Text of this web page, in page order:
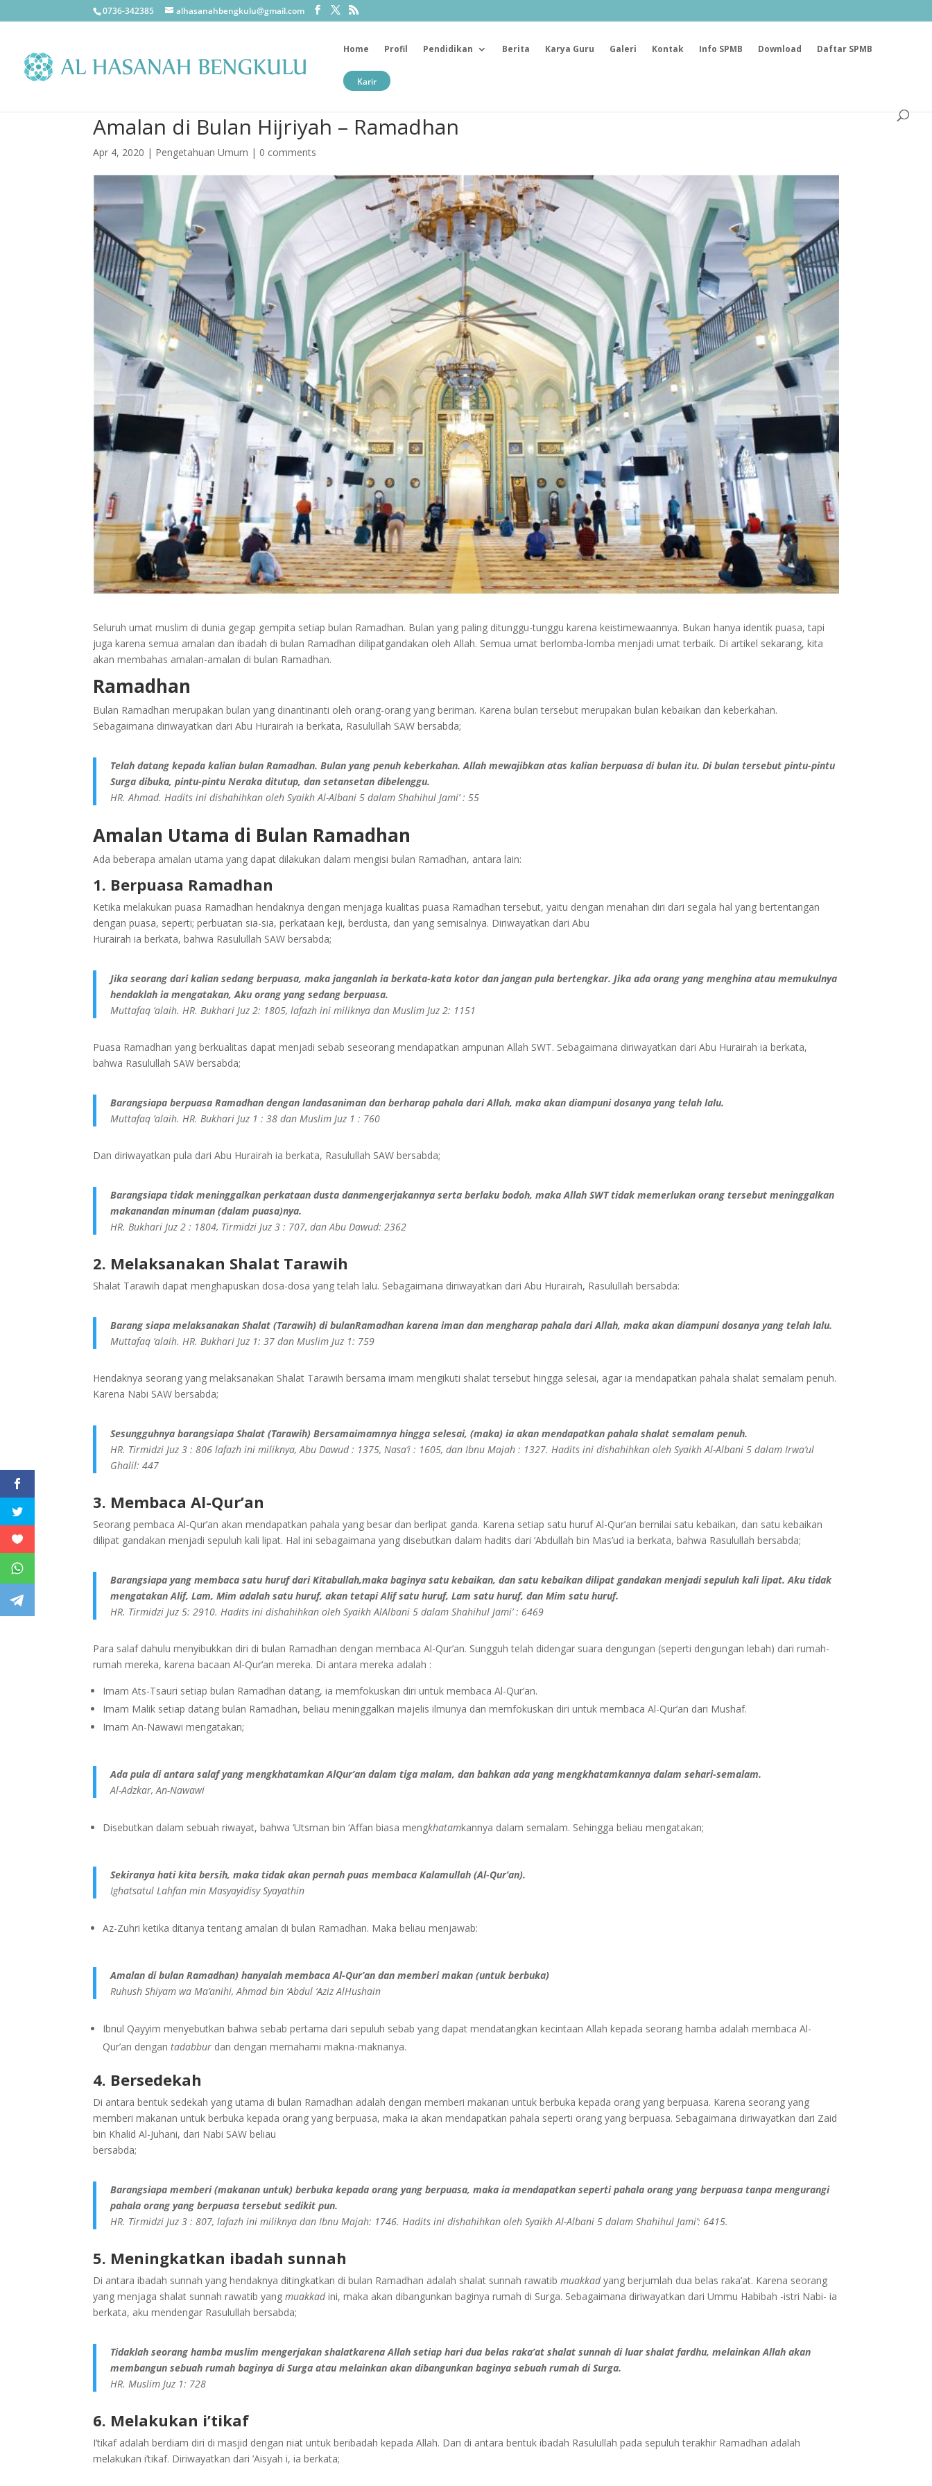
0736-342385 alhasanahbengkulu@gmail.com
Home Profil Pendidikan Berita Karya Guru Galeri Kontak Info SPMB Download Daftar SPMB
Karir
Amalan di Bulan Hijriyah – Ramadhan
Apr 4, 2020 | Pengetahuan Umum | 0 comments
Seluruh umat muslim di dunia gegap gempita setiap bulan Ramadhan. Bulan yang paling ditunggu-tunggu karena keistimewaannya. Bukan hanya identik puasa, tapi
juga karena semua amalan dan ibadah di bulan Ramadhan dilipatgandakan oleh Allah. Semua umat berlomba-lomba menjadi umat terbaik. Di artikel sekarang, kita
akan membahas amalan-amalan di bulan Ramadhan.
Ramadhan
Bulan Ramadhan merupakan bulan yang dinantinanti oleh orang-orang yang beriman. Karena bulan tersebut merupakan bulan kebaikan dan keberkahan.
Sebagaimana diriwayatkan dari Abu Hurairah ia berkata, Rasulullah SAW bersabda;
Telah datang kepada kalian bulan Ramadhan. Bulan yang penuh keberkahan. Allah mewajibkan atas kalian berpuasa di bulan itu. Di bulan tersebut pintu-pintu
Surga dibuka, pintu-pintu Neraka ditutup, dan setansetan dibelenggu.
HR. Ahmad. Hadits ini dishahihkan oleh Syaikh Al-Albani 5 dalam Shahihul Jami’ : 55
Amalan Utama di Bulan Ramadhan
Ada beberapa amalan utama yang dapat dilakukan dalam mengisi bulan Ramadhan, antara lain:
1. Berpuasa Ramadhan
Ketika melakukan puasa Ramadhan hendaknya dengan menjaga kualitas puasa Ramadhan tersebut, yaitu dengan menahan diri dari segala hal yang bertentangan
dengan puasa, seperti; perbuatan sia-sia, perkataan keji, berdusta, dan yang semisalnya. Diriwayatkan dari Abu
Hurairah ia berkata, bahwa Rasulullah SAW bersabda;
Jika seorang dari kalian sedang berpuasa, maka janganlah ia berkata-kata kotor dan jangan pula bertengkar. Jika ada orang yang menghina atau memukulnya
hendaklah ia mengatakan, Aku orang yang sedang berpuasa.
Muttafaq ‘alaih. HR. Bukhari Juz 2: 1805, lafazh ini miliknya dan Muslim Juz 2: 1151
Puasa Ramadhan yang berkualitas dapat menjadi sebab seseorang mendapatkan ampunan Allah SWT. Sebagaimana diriwayatkan dari Abu Hurairah ia berkata,
bahwa Rasulullah SAW bersabda;
Barangsiapa berpuasa Ramadhan dengan landasaniman dan berharap pahala dari Allah, maka akan diampuni dosanya yang telah lalu.
Muttafaq ’alaih. HR. Bukhari Juz 1 : 38 dan Muslim Juz 1 : 760
Dan diriwayatkan pula dari Abu Hurairah ia berkata, Rasulullah SAW bersabda;
Barangsiapa tidak meninggalkan perkataan dusta danmengerjakannya serta berlaku bodoh, maka Allah SWT tidak memerlukan orang tersebut meninggalkan
makanandan minuman (dalam puasa)nya.
HR. Bukhari Juz 2 : 1804, Tirmidzi Juz 3 : 707, dan Abu Dawud: 2362
2. Melaksanakan Shalat Tarawih
Shalat Tarawih dapat menghapuskan dosa-dosa yang telah lalu. Sebagaimana diriwayatkan dari Abu Hurairah, Rasulullah bersabda:
Barang siapa melaksanakan Shalat (Tarawih) di bulanRamadhan karena iman dan mengharap pahala dari Allah, maka akan diampuni dosanya yang telah lalu.
Muttafaq ‘alaih. HR. Bukhari Juz 1: 37 dan Muslim Juz 1: 759
Hendaknya seorang yang melaksanakan Shalat Tarawih bersama imam mengikuti shalat tersebut hingga selesai, agar ia mendapatkan pahala shalat semalam penuh.
Karena Nabi SAW bersabda;
Sesungguhnya barangsiapa Shalat (Tarawih) Bersamaimamnya hingga selesai, (maka) ia akan mendapatkan pahala shalat semalam penuh.
HR. Tirmidzi Juz 3 : 806 lafazh ini miliknya, Abu Dawud : 1375, Nasa’i : 1605, dan Ibnu Majah : 1327. Hadits ini dishahihkan oleh Syaikh Al-Albani 5 dalam Irwa’ul
Ghalil: 447
3. Membaca Al-Qur’an
Seorang pembaca Al-Qur’an akan mendapatkan pahala yang besar dan berlipat ganda. Karena setiap satu huruf Al-Qur’an bernilai satu kebaikan, dan satu kebaikan
dilipat gandakan menjadi sepuluh kali lipat. Hal ini sebagaimana yang disebutkan dalam hadits dari ‘Abdullah bin Mas’ud ia berkata, bahwa Rasulullah bersabda;
Barangsiapa yang membaca satu huruf dari Kitabullah,maka baginya satu kebaikan, dan satu kebaikan dilipat gandakan menjadi sepuluh kali lipat. Aku tidak
mengatakan Alif, Lam, Mim adalah satu huruf, akan tetapi Alif satu huruf, Lam satu huruf, dan Mim satu huruf.
HR. Tirmidzi Juz 5: 2910. Hadits ini dishahihkan oleh Syaikh AlAlbani 5 dalam Shahihul Jami’ : 6469
Para salaf dahulu menyibukkan diri di bulan Ramadhan dengan membaca Al-Qur’an. Sungguh telah didengar suara dengungan (seperti dengungan lebah) dari rumah-
rumah mereka, karena bacaan Al-Qur’an mereka. Di antara mereka adalah :
Imam Ats-Tsauri setiap bulan Ramadhan datang, ia memfokuskan diri untuk membaca Al-Qur’an.
Imam Malik setiap datang bulan Ramadhan, beliau meninggalkan majelis ilmunya dan memfokuskan diri untuk membaca Al-Qur’an dari Mushaf.
Imam An-Nawawi mengatakan;
Ada pula di antara salaf yang mengkhatamkan AlQur’an dalam tiga malam, dan bahkan ada yang mengkhatamkannya dalam sehari-semalam.
Al-Adzkar, An-Nawawi
Disebutkan dalam sebuah riwayat, bahwa ‘Utsman bin ‘Affan biasa mengkhatamkannya dalam semalam. Sehingga beliau mengatakan;
Sekiranya hati kita bersih, maka tidak akan pernah puas membaca Kalamullah (Al-Qur’an).
Ighatsatul Lahfan min Masyayidisy Syayathin
Az-Zuhri ketika ditanya tentang amalan di bulan Ramadhan. Maka beliau menjawab:
Amalan di bulan Ramadhan) hanyalah membaca Al-Qur’an dan memberi makan (untuk berbuka)
Ruhush Shiyam wa Ma’anihi, Ahmad bin ‘Abdul ‘Aziz AlHushain
Ibnul Qayyim menyebutkan bahwa sebab pertama dari sepuluh sebab yang dapat mendatangkan kecintaan Allah kepada seorang hamba adalah membaca Al-
Qur’an dengantadabbur dan dengan memahami makna-maknanya.
4. Bersedekah
Di antara bentuk sedekah yang utama di bulan Ramadhan adalah dengan memberi makanan untuk berbuka kepada orang yang berpuasa. Karena seorang yang
memberi makanan untuk berbuka kepada orang yang berpuasa, maka ia akan mendapatkan pahala seperti orang yang berpuasa. Sebagaimana diriwayatkan dari Zaid
bin Khalid Al-Juhani, dari Nabi SAW beliau
bersabda;
Barangsiapa memberi (makanan untuk) berbuka kepada orang yang berpuasa, maka ia mendapatkan seperti pahala orang yang berpuasa tanpa mengurangi
pahala orang yang berpuasa tersebut sedikit pun.
HR. Tirmidzi Juz 3 : 807, lafazh ini miliknya dan Ibnu Majah: 1746. Hadits ini dishahihkan oleh Syaikh Al-Albani 5 dalam Shahihul Jami’: 6415.
5. Meningkatkan ibadah sunnah
Di antara ibadah sunnah yang hendaknya ditingkatkan di bulan Ramadhan adalah shalat sunnah rawatibmuakkadyang berjumlah dua belas raka’at. Karena seorang
yang menjaga shalat sunnah rawatib yangmuakkadini, maka akan dibangunkan baginya rumah di Surga. Sebagaimana diriwayatkan dari Ummu Habibah -istri Nabi- ia
berkata, aku mendengar Rasulullah bersabda;
Tidaklah seorang hamba muslim mengerjakan shalatkarena Allah setiap hari dua belas raka’at shalat sunnah di luar shalat fardhu, melainkan Allah akan
membangun sebuah rumah baginya di Surga atau melainkan akan dibangunkan baginya sebuah rumah di Surga.
HR. Muslim Juz 1: 728
6. Melakukan i’tikaf
I’tikaf adalah berdiam diri di masjid dengan niat untuk beribadah kepada Allah. Dan di antara bentuk ibadah Rasulullah pada sepuluh terakhir Ramadhan adalah
melakukan i’tikaf. Diriwayatkan dari ’Aisyah i, ia berkata;